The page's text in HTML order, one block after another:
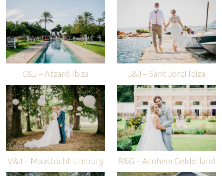
C&J – Atzaró Ibiza J&J – Sant Jordi Ibiza
V&J – Maastricht Limburg R&G – Arnhem Gelderland